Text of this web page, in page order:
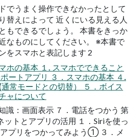
でうまく操作できなかったとして
替えによって 近くにいる見える人
もできるでしょう。 本書をきっか
なものにしてください。 ※本書で
をスマホと表記します 2
ホの基本 １. スマホでできること
ートアプリ ３．スマホの基本 ４.
常モードとの切替） ５．ボイス
ャについて
識：画面表示 ７．電話をつかう 第
ットとアプリの活用 １．Siriを使っ
プリをつかってみよう① ３．メ